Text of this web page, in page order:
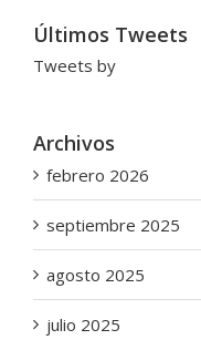
Últimos Tweets
Tweets by
Archivos
febrero 2026
septiembre 2025
agosto 2025
julio 2025